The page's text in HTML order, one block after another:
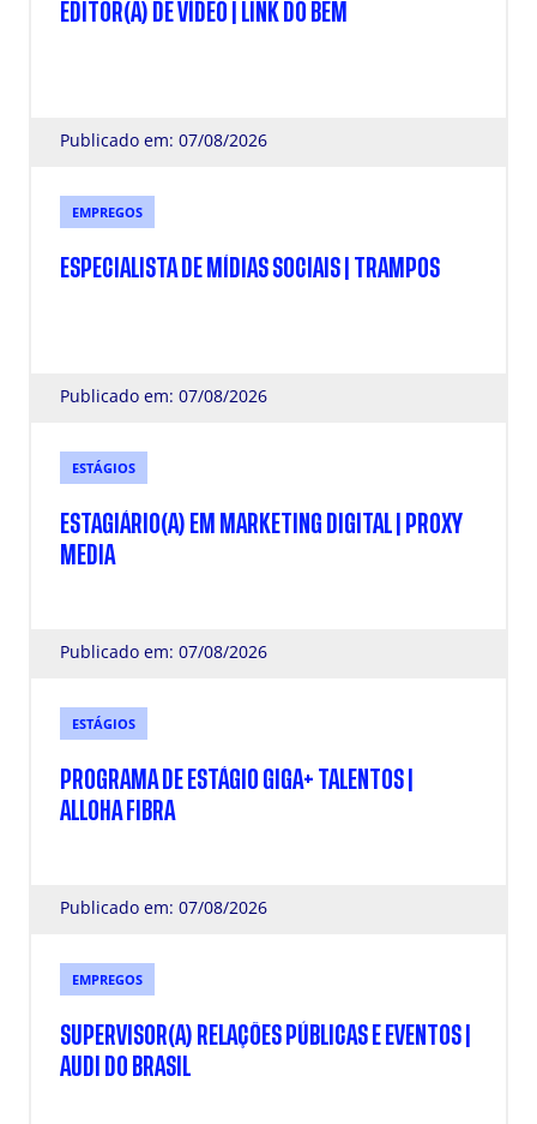
EDITOR(A) DE VÍDEO | LINK DO BEM
Publicado em: 07/08/2026
EMPREGOS
ESPECIALISTA DE MÍDIAS SOCIAIS | TRAMPOS
Publicado em: 07/08/2026
ESTÁGIOS
ESTAGIÁRIO(A) EM MARKETING DIGITAL | PROXY
MEDIA
Publicado em: 07/08/2026
ESTÁGIOS
PROGRAMA DE ESTÁGIO GIGA+ TALENTOS |
ALLOHA FIBRA
Publicado em: 07/08/2026
EMPREGOS
SUPERVISOR(A) RELAÇÕES PÚBLICAS E EVENTOS |
AUDI DO BRASIL